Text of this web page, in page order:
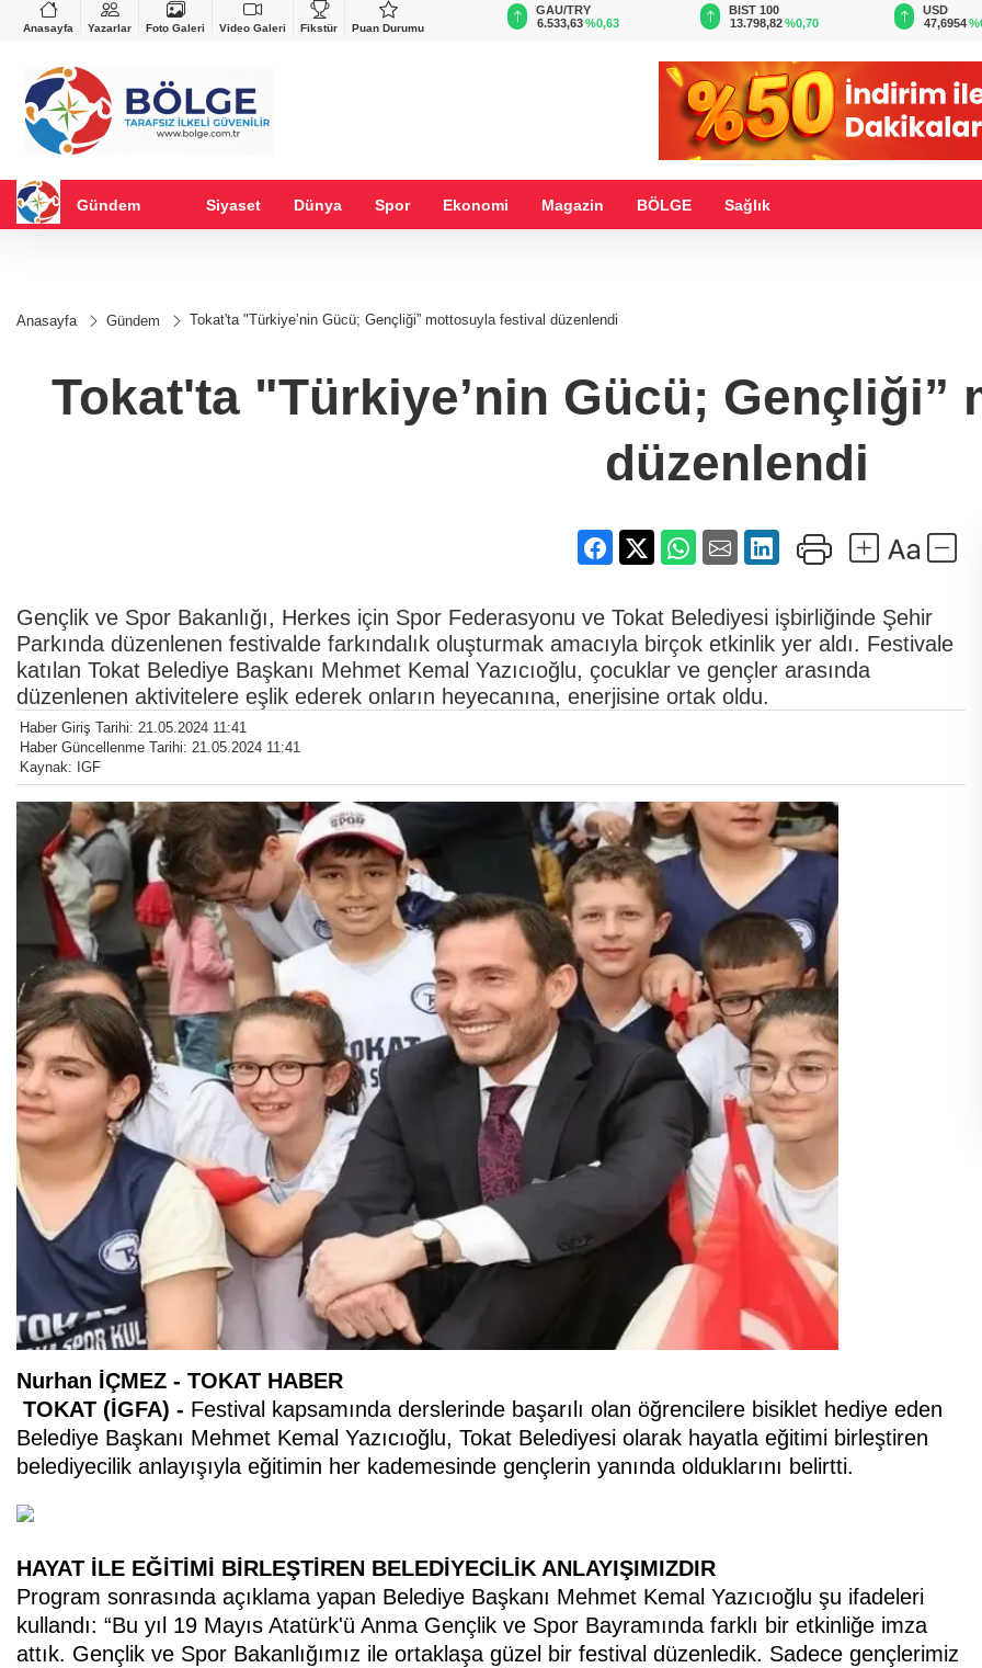
Anasayfa Yazarlar Foto Galeri Video Galeri Fikstür Puan Durumu
%-0,22
VND
0,0018
%0,21
GAU/TRY
6.533,63%0,63
BIST 100
13.798,82%0,70
USD
47,6954%0,16
EUR
54,9553
Gündem Siyaset Dünya Spor Ekonomi Magazin BÖLGE Sağlık
Anasayfa Gündem Tokat'ta "Türkiye’nin Gücü; Gençliği” mottosuyla festival düzenlendi
Tokat'ta "Türkiye’nin Gücü; Gençliği”
düzenlendi
Gençlik ve Spor Bakanlığı, Herkes için Spor Federasyonu ve Tokat Belediyesi işbirliğinde Şehir
Parkında düzenlenen festivalde farkındalık oluşturmak amacıyla birçok etkinlik yer aldı. Festivale
katılan Tokat Belediye Başkanı Mehmet Kemal Yazıcıoğlu, çocuklar ve gençler arasında
düzenlenen aktivitelere eşlik ederek onların heyecanına, enerjisine ortak oldu.
Haber Giriş Tarihi: 21.05.2024 11:41
Haber Güncellenme Tarihi: 21.05.2024 11:41
Kaynak: IGF
Nurhan İÇMEZ - TOKAT HABER
TOKAT (İGFA) - Festival kapsamında derslerinde başarılı olan öğrencilere bisiklet hediye eden
Belediye Başkanı Mehmet Kemal Yazıcıoğlu, Tokat Belediyesi olarak hayatla eğitimi birleştiren
belediyecilik anlayışıyla eğitimin her kademesinde gençlerin yanında olduklarını belirtti.
HAYAT İLE EĞİTİMİ BİRLEŞTİREN BELEDİYECİLİK ANLAYIŞIMIZDIR
Program sonrasında açıklama yapan Belediye Başkanı Mehmet Kemal Yazıcıoğlu şu ifadeleri
kullandı: “Bu yıl 19 Mayıs Atatürk'ü Anma Gençlik ve Spor Bayramında farklı bir etkinliğe imza
attık. Gençlik ve Spor Bakanlığımız ile ortaklaşa güzel bir festival düzenledik. Sadece gençlerimiz